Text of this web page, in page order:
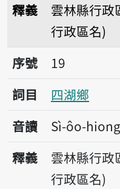
釋義
雲林縣行政
行政區名)
序號19四湖鄉
序號
19
詞目
四湖鄉
音讀
Sì-ôo-hiong
釋義
雲林縣行政
行政區名)